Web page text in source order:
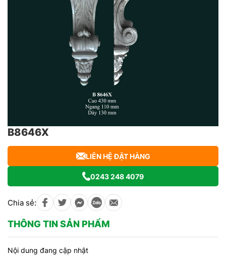
B8646X
LIÊN HỆ ĐẶT HÀNG
0243 248 4079
Chia sẻ:
THÔNG TIN SẢN PHẨM
Nội dung đang cập nhật